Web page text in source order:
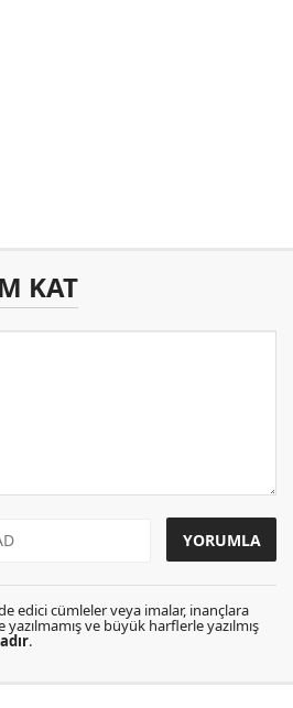
KAT
edici cümleler veya imalar, inançlara
yazılmamış ve büyük harflerle yazılmış
.